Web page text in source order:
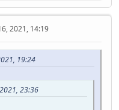
2021, 14:19
19:24
23:36